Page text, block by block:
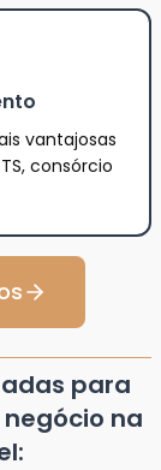
vantajosas
consórcio
para
na